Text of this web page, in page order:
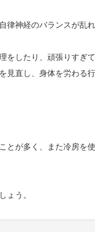
律神経のバランスが乱
をしたり、頑張りすぎ
見直し、身体を労わる
とが多く、また冷房を
ょう。